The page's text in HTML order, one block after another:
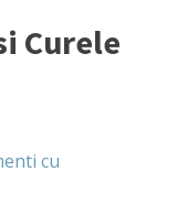
Curele
cu